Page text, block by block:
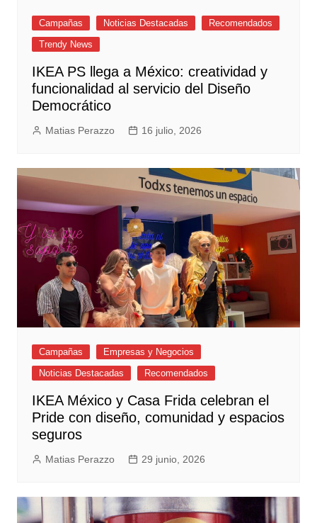
Campañas Noticias Destacadas
Recomendados
Trendy News
IKEA PS llega a México: creatividad y
funcionalidad al servicio del Diseño
Democrático
Matias Perazzo 16 julio, 2026
Campañas
Empresas y Negocios
Noticias Destacadas
Recomendados
IKEA México y Casa Frida celebran el
Pride con diseño, comunidad y espacios
seguros
Matias Perazzo 29 junio, 2026